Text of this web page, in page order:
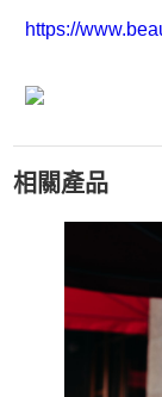
https://
相關產品